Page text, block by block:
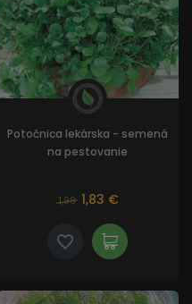
Potočnica lekárska - semená
na pestovanie
1,99 1,83 €